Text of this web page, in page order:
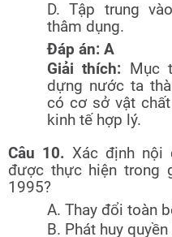
D. Tập trung
thâm dụng.
Đáp án: A
Giải thích:
Mục
dựng nước ta
có cơ sở vật
kinh tế hợp lý.
Câu 10. Xác định nội
được thực hiện trong
1995?
A. Thay đổi toàn
B. Phát huy